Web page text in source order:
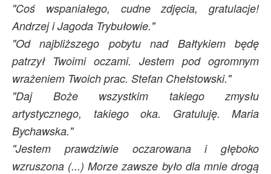
"Coś wspaniałego, cudne zdjęcia, gratulacje!
Andrzej i Jagoda Trybułowie."
"Od najbliższego pobytu nad Bałtykiem będę
patrzył Twoimi oczami. Jestem pod ogromnym
wrażeniem Twoich prac. Stefan Chełstowski."
"Daj Boże wszystkim takiego zmysłu
artystycznego, takiego oka. Gratuluję. Maria
Bychawska."
"Jestem prawdziwie oczarowana i głęboko
wzruszona (...) Morze zawsze było dla mnie drogą